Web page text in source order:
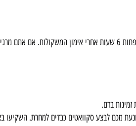
אם המטרה שלכם היא גדילה, תנו עדיפות לאימון הכוח. בצעו את הריצה בימים נפרדים או לפחות 6 שעות אחרי
בדם.
מכם לבצע סקוואטים כבדים למחרת. השקיעו